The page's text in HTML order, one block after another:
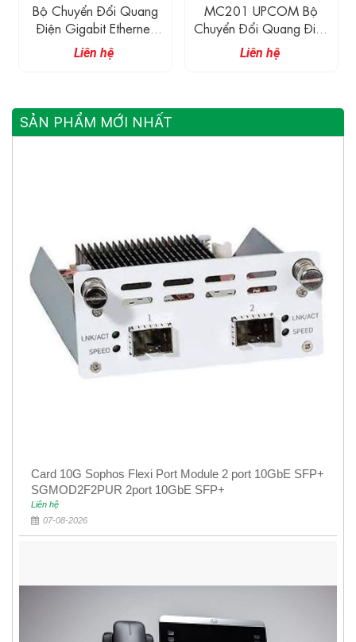
Bộ Chuyển Đổi Quang
Điện Gigabit Ethernet
WDM
Liên hệ
MC201 UPCOM Bộ
Chuyển Đổi Quang Điện
Sang Ethernet
10/100/1000M
Liên hệ
SẢN PHẨM MỚI NHẤT
Card 10G Sophos Flexi Port Module 2 port 10GbE SFP+
SGMOD2F2PUR 2port 10GbE SFP+
Liên hệ
07-08-2026